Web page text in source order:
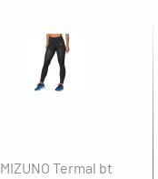
MIZUNO Termal bt